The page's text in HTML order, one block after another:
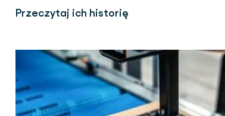
Przeczytaj ich historię